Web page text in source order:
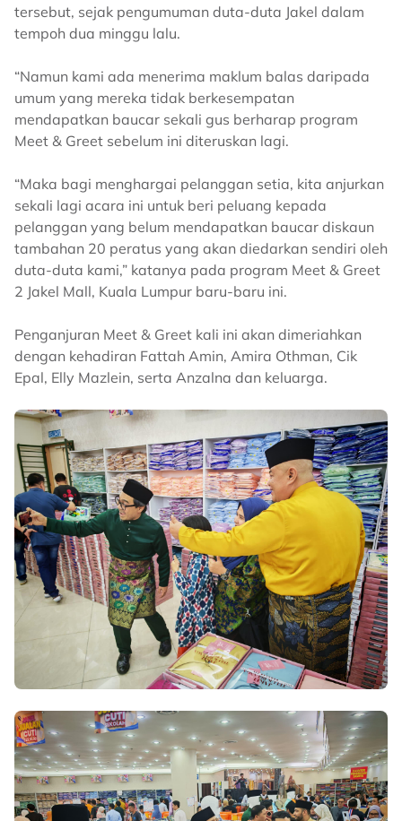
tersebut, sejak pengumuman duta-duta Jakel dalam
tempoh dua minggu lalu.
“Namun kami ada menerima maklum balas daripada
umum yang mereka tidak berkesempatan
mendapatkan baucar sekali gus berharap program
Meet & Greet sebelum ini diteruskan lagi.
“Maka bagi menghargai pelanggan setia, kita anjurkan
sekali lagi acara ini untuk beri peluang kepada
pelanggan yang belum mendapatkan baucar diskaun
tambahan 20 peratus yang akan diedarkan sendiri oleh
duta-duta kami,” katanya pada program Meet & Greet
2 Jakel Mall, Kuala Lumpur baru-baru ini.
Penganjuran Meet & Greet kali ini akan dimeriahkan
dengan kehadiran Fattah Amin, Amira Othman, Cik
Epal, Elly Mazlein, serta Anzalna dan keluarga.